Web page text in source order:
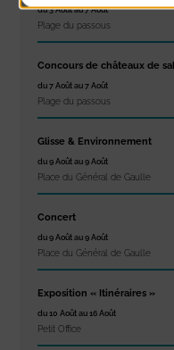
du 3 Août au 7 Août
Plage du passous
Concours de châteaux de
du 7 Août au 7 Août
Plage du passous
Glisse & Environnement
du 9 Août au 9 Août
Place du Général de Gaulle
Concert
du 9 Août au 9 Août
Place du Général de Gaulle
Exposition « Itinéraires »
du 10 Août au 16 Août
Petit Office